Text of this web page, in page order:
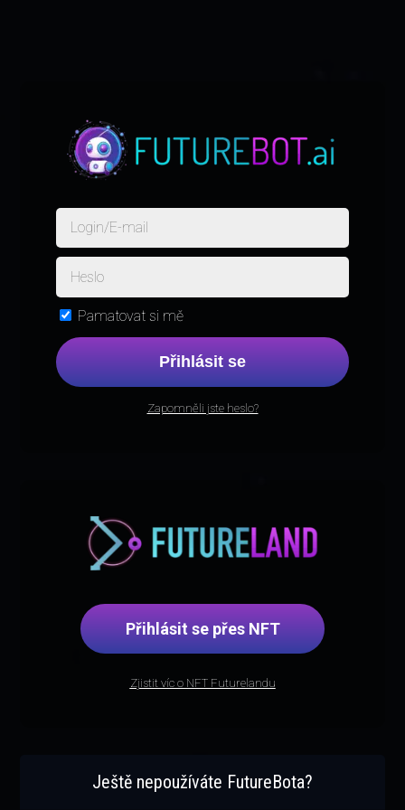
Pamatovat si mě
Přihlásit se
Zapomněli jste heslo?
Přihlásit se přes NFT
Zjistit víc o NFT Futurelandu
Ještě nepoužíváte FutureBota?